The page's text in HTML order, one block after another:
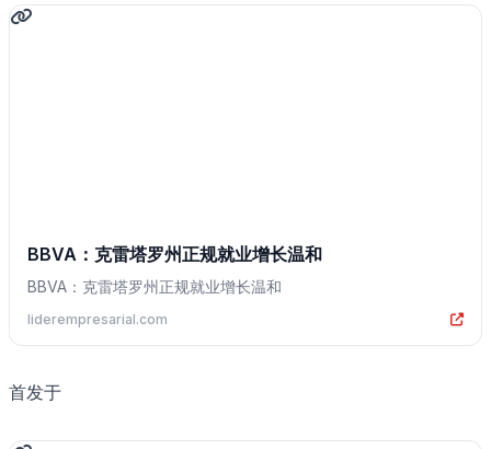
BBVA：克雷塔罗州正规就业增长温和
BBVA：克雷塔罗州正规就业增长温和
liderempresarial.com
首发于